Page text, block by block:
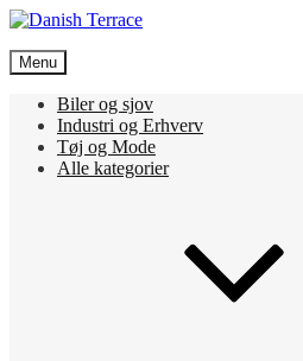
Skip
content
Danish Terrace
Vi bruger de bedste nyheder fra tech
Menu
Biler og sjov
Industri og Erhverv
Tøj og Mode
Alle kategorier